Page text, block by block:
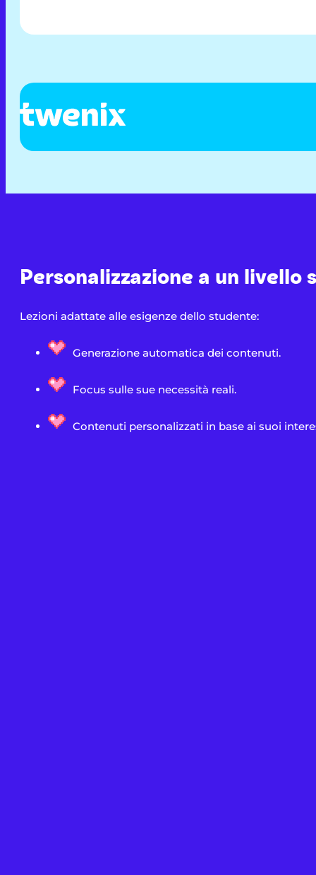
Personalizzazione a un livello
Lezioni adattate alle esigenze dello studente:
Generazione automatica dei contenuti.
Focus sulle sue necessità reali.
Contenuti personalizzati in base ai suoi